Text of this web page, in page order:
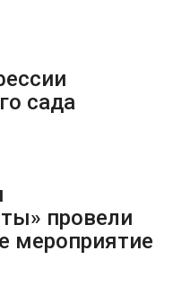
сада
провели
мероприятие